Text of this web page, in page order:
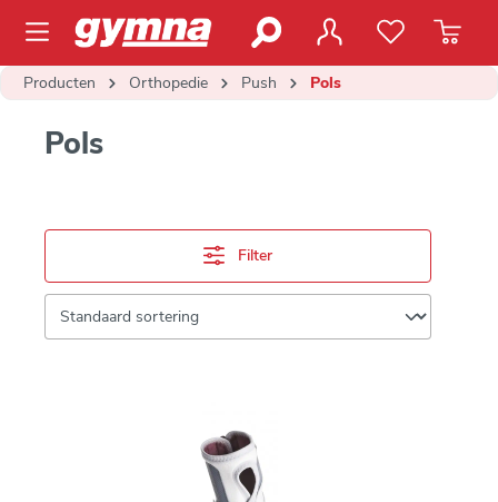
hoofdinhoud
Producten Orthopedie Push Pols
Pols
Filter